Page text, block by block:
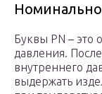
Буквы PN – это
давления.
внутреннего
выдержать